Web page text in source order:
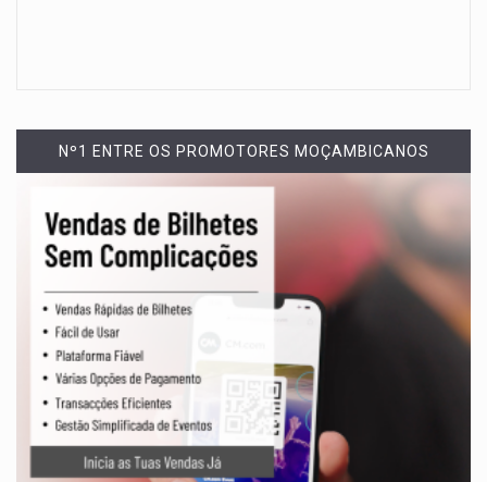
Nº1 ENTRE OS PROMOTORES MOÇAMBICANOS